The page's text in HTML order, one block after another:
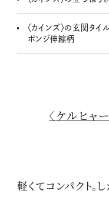
〈カインズ〉の玄関タ
ポンジ伸縮柄
〈ケルヒャ
軽くてコンパクト。